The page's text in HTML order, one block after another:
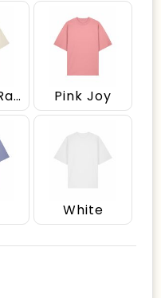
Natural Raw Pink Joy
White